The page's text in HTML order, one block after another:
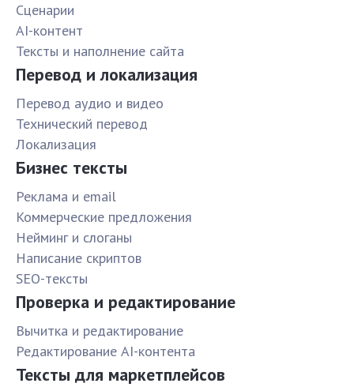
Сценарии
AI-контент
Тексты и наполнение сайта
Перевод и локализация
Перевод аудио и видео
Технический перевод
Локализация
Бизнес тексты
Реклама и email
Коммерческие предложения
Нейминг и слоганы
Написание скриптов
SEO-тексты
Проверка и редактирование
Вычитка и редактирование
Редактирование AI-контента
Тексты для маркетплейсов